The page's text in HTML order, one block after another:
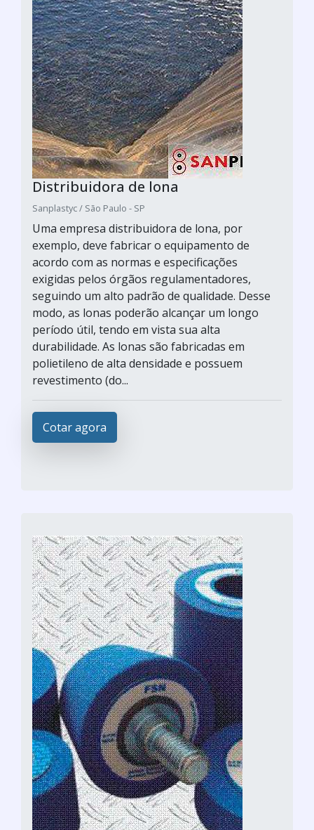
Distribuidora de lona
Sanplastyc / São Paulo - SP
Uma empresa distribuidora de lona, por
exemplo, deve fabricar o equipamento de
acordo com as normas e especificações
exigidas pelos órgãos regulamentadores,
seguindo um alto padrão de qualidade. Desse
modo, as lonas poderão alcançar um longo
período útil, tendo em vista sua alta
durabilidade. As lonas são fabricadas em
polietileno de alta densidade e possuem
revestimento (do...
Cotar agora